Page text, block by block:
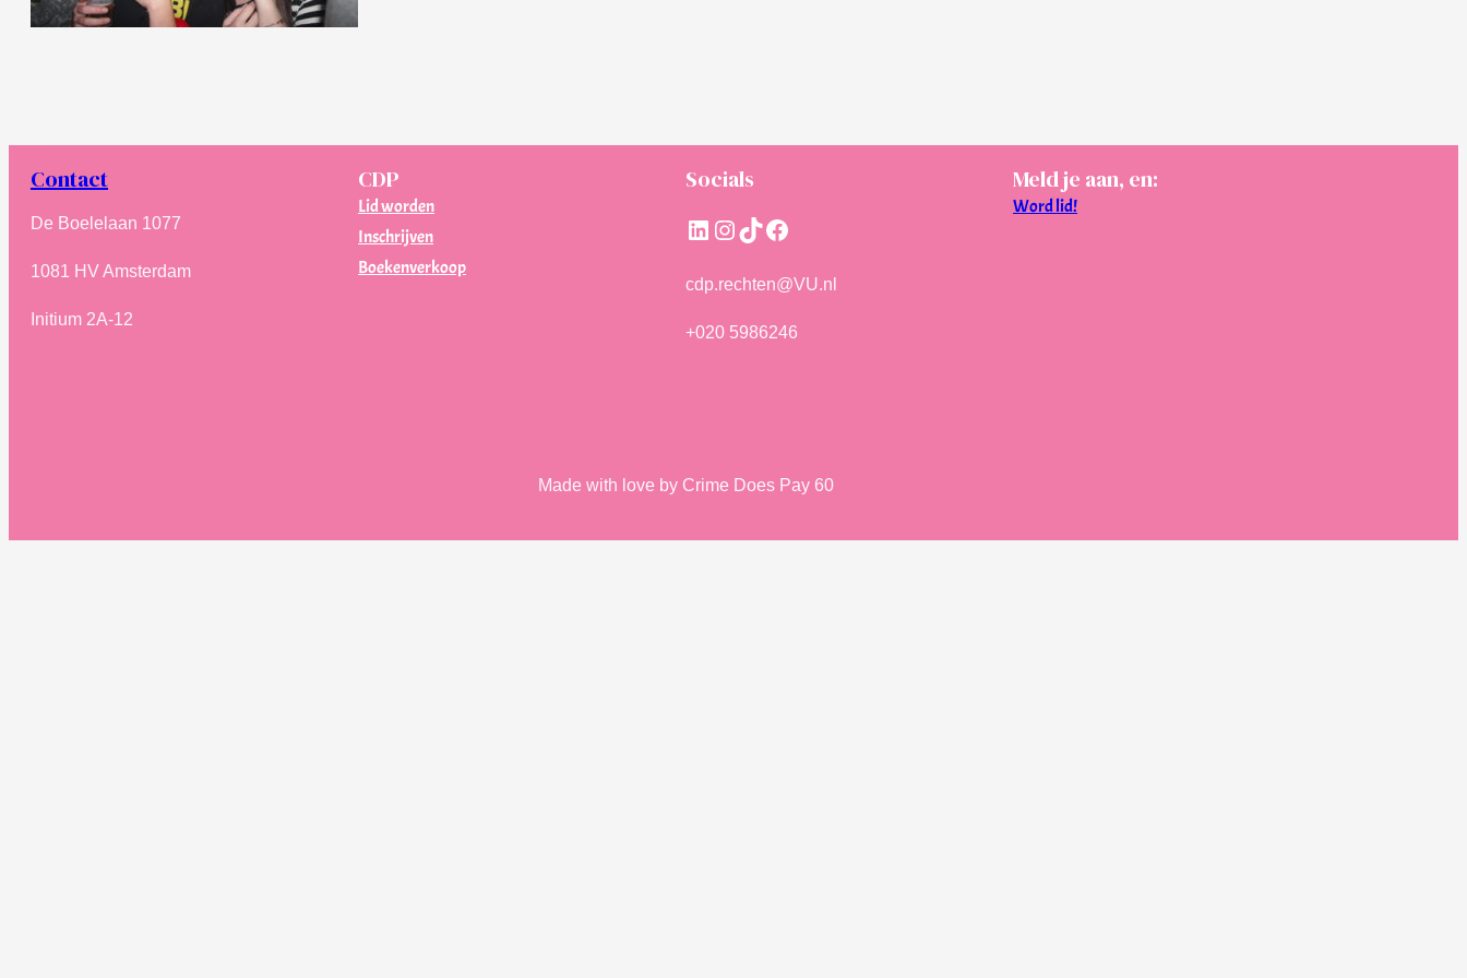
Contact
De Boelelaan 1077
1081 HV Amsterdam
Initium 2A-12
CDP
Lid worden
Inschrijven
Boekenverkoop
Socials
LinkedIn
Instagram
TikTokFacebook
cdp.rechten@VU.nl
+020 5986246
Meld je aan, en:
Word lid!
Made with love by Crime Does Pay 60